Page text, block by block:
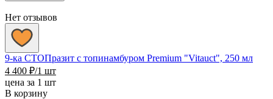
Нет отзывов
9-ка СТОПразит с топинамбуром Premium "Vitauct", 250 мл
4 400 ₽/1 шт
цена за 1 шт
В корзину